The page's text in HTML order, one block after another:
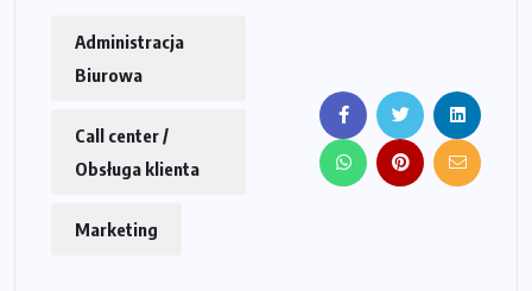
Administracja
Biurowa
Call center /
Obsługa klienta
Marketing